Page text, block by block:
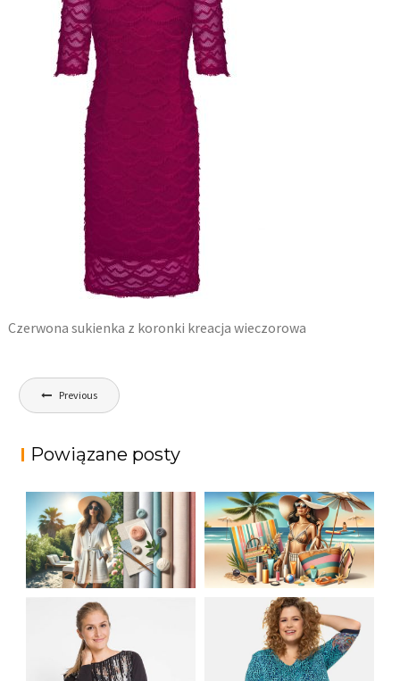
Czerwona sukienka z koronki kreacja wieczorowa
Nawigacja
wpisu
Previous
Powiązane posty
LETNIA MODA
PLAŻOWA: STROJE
KĄPIELOWE I
AKCESORIA, KTÓRE
MUSISZ MIEĆ
JAK STYLOWO
PRZETRWAĆ UPALNE
DNI: NAJLEPSZE
MATERIAŁY I KROJE
NA LATO